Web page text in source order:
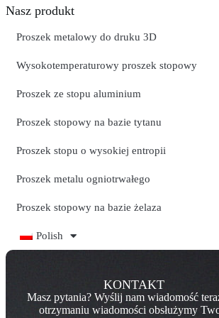
Nasz produkt
Proszek metalowy do druku 3D
Wysokotemperaturowy proszek stopowy
Proszek ze stopu aluminium
Proszek stopowy na bazie tytanu
Proszek stopu o wysokiej entropii
Proszek metalu ogniotrwałego
Proszek stopowy na bazie żelaza
Polish
KONTAKT
Masz pytania? Wyślij nam wiadomość
otrzymaniu wiadomości obsłużymy